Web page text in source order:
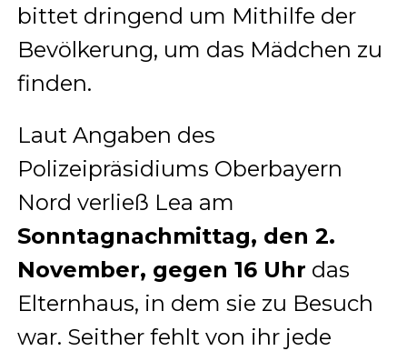
bittet dringend um Mithilfe der
Bevölkerung, um das Mädchen zu
finden.
Laut Angaben des
Polizeipräsidiums Oberbayern
Nord verließ Lea am
Sonntagnachmittag, den 2.
November, gegen 16 Uhr das
Elternhaus, in dem sie zu Besuch
war. Seither fehlt von ihr jede